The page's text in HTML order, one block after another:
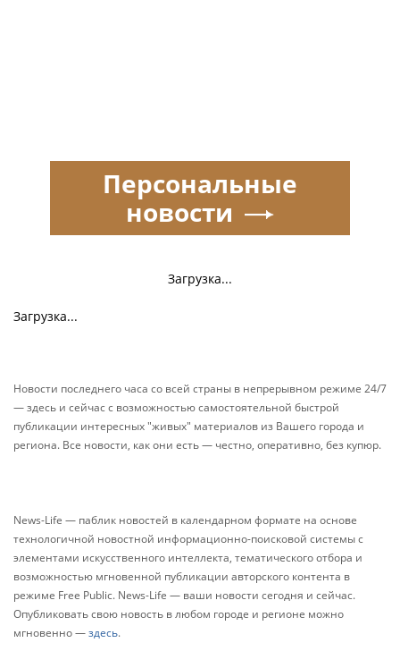
Загрузка...
Загрузка...
Персональные
новости
Новости последнего часа со всей страны в непрерывном режиме 24/7
— здесь и сейчас с возможностью самостоятельной быстрой
публикации интересных "живых" материалов из Вашего города и
региона. Все новости, как они есть — честно, оперативно, без купюр.
News-Life — паблик новостей в календарном формате на основе
технологичной новостной информационно-поисковой системы с
элементами искусственного интеллекта, тематического отбора и
возможностью мгновенной публикации авторского контента в
режиме Free Public. News-Life — ваши новости сегодня и сейчас.
Опубликовать свою новость в любом городе и регионе можно
мгновенно —здесь.